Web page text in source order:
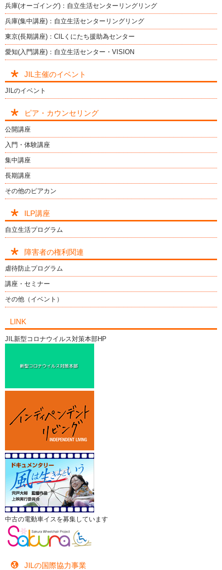
兵庫(オーゴイング)：自立生活センターリングリング
兵庫(集中講座)：自立生活センターリングリング
東京(長期講座)：CILくにたち援助為センター
愛知(入門講座)：自立生活センター・VISION
JIL主催のイベント
JILのイベント
ピア・カウンセリング
公開講座
入門・体験講座
集中講座
長期講座
その他のピアカン
ILP講座
自立生活プログラム
障害者の権利関連
虐待防止プログラム
講座・セミナー
その他（イベント）
LINK
JIL新型コロナウイルス対策本部HP
中古の電動車イスを募集しています
JILの国際協力事業